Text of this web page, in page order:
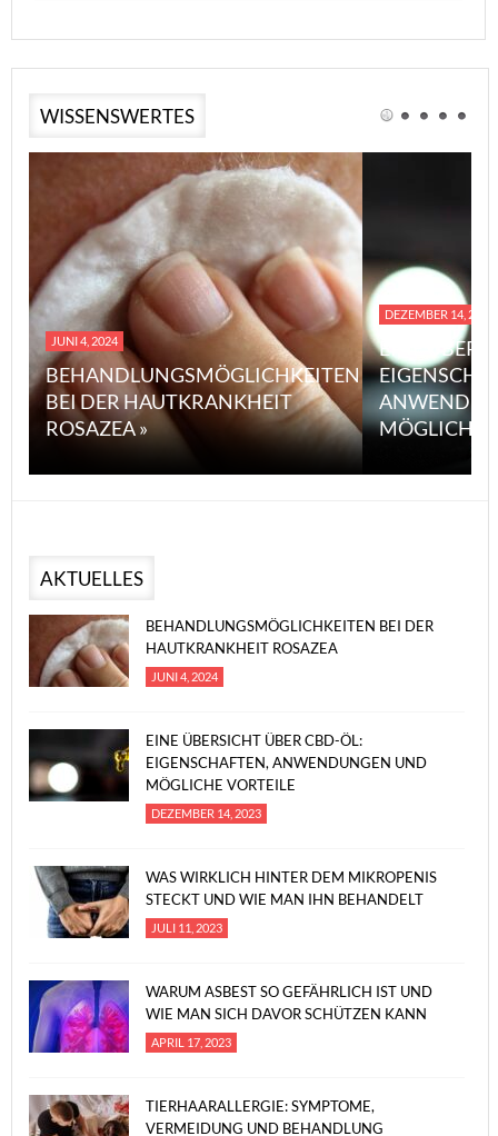
WISSENSWERTES
JUNI 4, 2024
BEHANDLUNGSMÖGLICHKEITEN
BEI DER HAUTKRANKHEIT
ROSAZEA »
DEZEMBER 14, 2023
EINE
MÖGLICHE
AKTUELLES
BEHANDLUNGSMÖGLICHKEITEN BEI DER
HAUTKRANKHEIT ROSAZEA
JUNI 4, 2024
EINE ÜBERSICHT ÜBER CBD-ÖL:
EIGENSCHAFTEN, ANWENDUNGEN UND
MÖGLICHE VORTEILE
DEZEMBER 14, 2023
WAS WIRKLICH HINTER DEM MIKROPENIS
STECKT UND WIE MAN IHN BEHANDELT
JULI 11, 2023
WARUM ASBEST SO GEFÄHRLICH IST UND
WIE MAN SICH DAVOR SCHÜTZEN KANN
APRIL 17, 2023
TIERHAARALLERGIE: SYMPTOME,
VERMEIDUNG UND BEHANDLUNG